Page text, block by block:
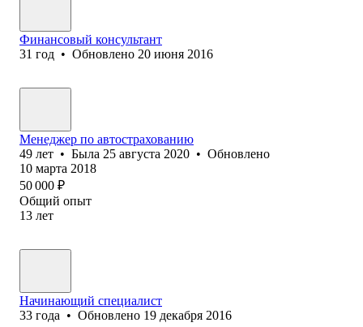
Финансовый консультант
31 год • Обновлено 20 июня 2016
Менеджер по автострахованию
49 лет • Была 25 августа 2020 • Обновлено
10 марта 2018
50 000 ₽
Общий опыт
13 лет
Начинающий специалист
33 года • Обновлено 19 декабря 2016